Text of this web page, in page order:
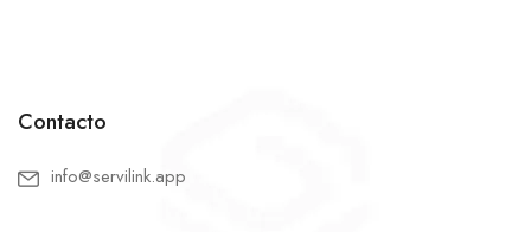
Contacto
info@servilink.app